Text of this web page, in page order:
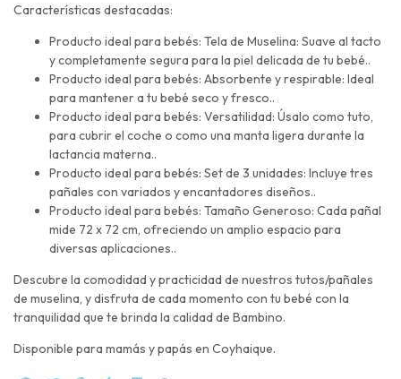
Características destacadas:
Producto ideal para bebés: Tela de Muselina: Suave al tacto
y completamente segura para la piel delicada de tu bebé..
Producto ideal para bebés: Absorbente y respirable: Ideal
para mantener a tu bebé seco y fresco..
Producto ideal para bebés: Versatilidad: Úsalo como tuto,
para cubrir el coche o como una manta ligera durante la
lactancia materna..
Producto ideal para bebés: Set de 3 unidades: Incluye tres
pañales con variados y encantadores diseños..
Producto ideal para bebés: Tamaño Generoso: Cada pañal
mide 72 x 72 cm, ofreciendo un amplio espacio para
diversas aplicaciones..
Descubre la comodidad y practicidad de nuestros tutos/pañales
de muselina, y disfruta de cada momento con tu bebé con la
tranquilidad que te brinda la calidad de Bambino.
Disponible para mamás y papás en Coyhaique.